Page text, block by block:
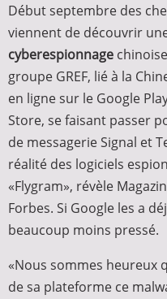
Début septembre des
viennent de découvrir
cyberespionnage
groupe GREF, lié à la
en ligne sur le Google
Store, se faisant passer
de messagerie Signal et
réalité des logiciels
«Flygram», révèle
Forbes. Si Google les a
beaucoup moins pressé.
«Nous sommes heureux
de sa plateforme ce